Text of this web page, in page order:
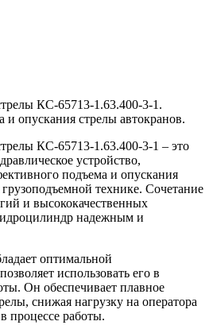
КС-65713-1.63.400-3-1.
и опускания стрелы автокранов.
КС-65713-1.63.400-3-1 – это
устройство,
подъема и опускания
технике. Сочетание
и высококачественных
надежным и
оптимальной
использовать его в
Он обеспечивает плавное
снижая нагрузку на оператора
процессе работы.